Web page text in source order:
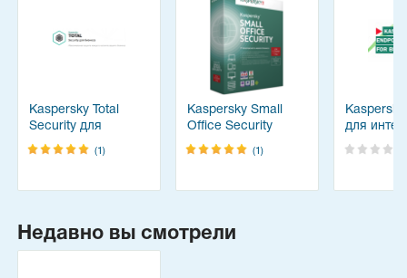
Kaspersky Total
Security для
бизнеса
(1)
Kaspersky Small
Office Security
(1)
для
шлюзов
Недавно вы смотрели